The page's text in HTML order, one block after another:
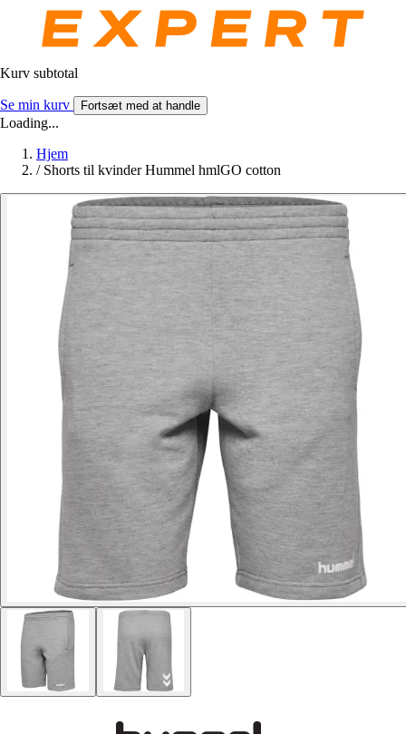
Kurv subtotal
Se min kurv Fortsæt med at handle
Loading...
Hjem
/ Shorts til kvinder Hummel hmlGO cotton